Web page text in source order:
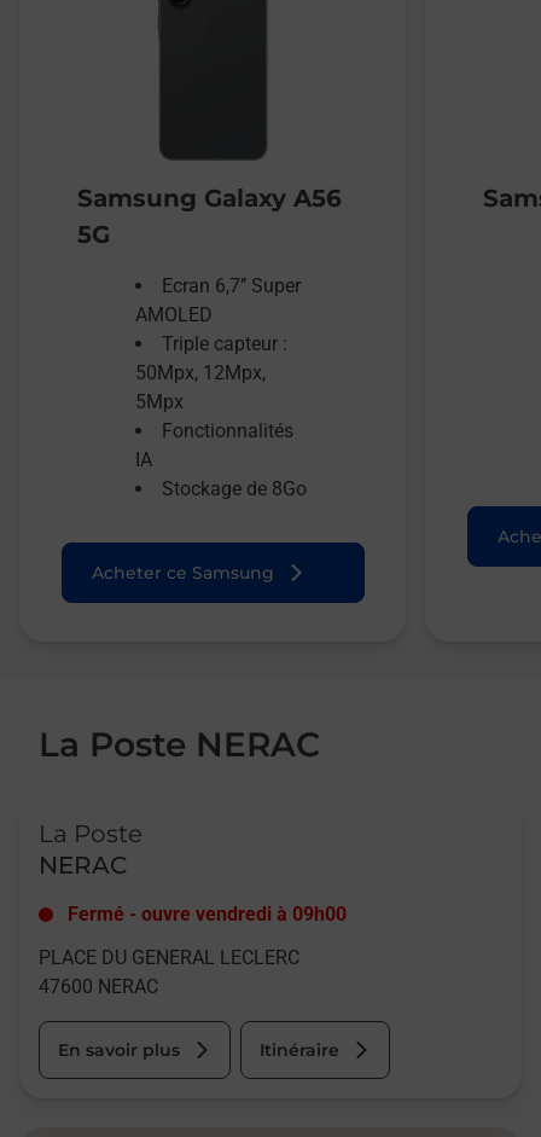
Samsung Galaxy A56
5G
Ecran 6,7’’ Super
AMOLED
Triple capteur :
50Mpx, 12Mpx,
5Mpx
Fonctionnalités
IA
Stockage de 8Go
Acheter ce Samsung
La Poste NERAC
La Poste
NERAC
Fermé - ouvre vendredi à 09h00
PLACE DU GENERAL LECLERC
47600 NERAC
En savoir plus Itinéraire